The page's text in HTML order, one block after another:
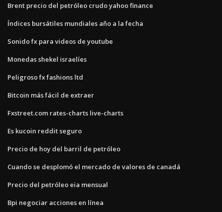
Brent precio del petróleo crudo yahoo finance
Índices bursátiles mundiales año a la fecha
Sonido fx para videos de youtube
Monedas shekel israelíes
Peligroso fx fashions ltd
Bitcoin más fácil de extraer
Fxstreet.com rates-charts live-charts
Es kucoin reddit seguro
Precio de hoy del barril de petróleo
Cuando se desplomó el mercado de valores de canadá
Precio del petróleo eia mensual
Bpi negociar acciones en línea